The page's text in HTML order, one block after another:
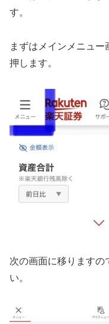
す。
まずはメインメニュ
押します。
次の画面に移りますの
い。